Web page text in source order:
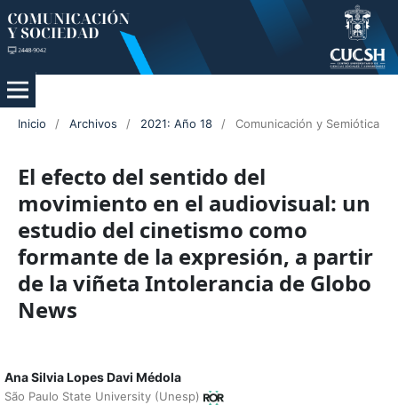
Inicio / Archivos / 2021: Año 18 / Comunicación y Semiótica
El efecto del sentido del
movimiento en el audiovisual: un
estudio del cinetismo como
formante de la expresión, a partir
de la viñeta Intolerancia de Globo
News
Ana Silvia Lopes Davi Médola
São Paulo State University (Unesp)